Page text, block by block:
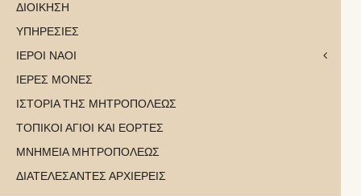
ΔΙΟΙΚΗΣΗ
ΥΠΗΡΕΣΙΕΣ
ΙΕΡΟΙ ΝΑΟΙ
ΙΕΡΕΣ ΜΟΝΕΣ
ΙΣΤΟΡΙΑ ΤΗΣ ΜΗΤΡΟΠΟΛΕΩΣ
ΤΟΠΙΚΟΙ ΑΓΙΟΙ ΚΑΙ ΕΟΡΤΕΣ
ΜΝΗΜΕΙΑ ΜΗΤΡΟΠΟΛΕΩΣ
ΔΙΑΤΕΛΕΣΑΝΤΕΣ ΑΡΧΙΕΡΕΙΣ